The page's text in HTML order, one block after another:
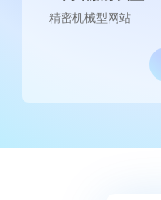
律师事务型网站